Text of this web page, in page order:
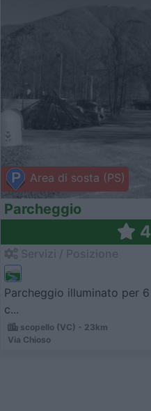
Area di sosta (PS)
Parcheggio
4
Parcheggio illuminato per
c...
scopello (VC) - 23km
Via Chioso